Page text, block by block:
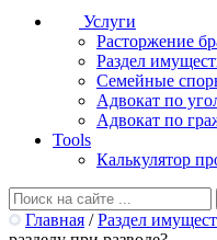
Услуги
Расторжение
Раздел
Семейные
Адвокат по
Адвокат по
Tools
Калькулятор
Главная / Раздел